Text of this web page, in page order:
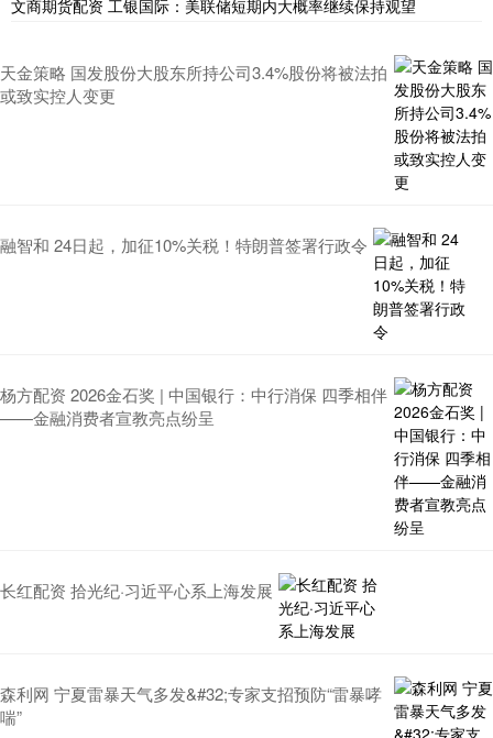
文商期货配资 工银国际：美联储短期内大概率继续保持观望
天金策略 国发股份大股东所持公司3.4%股份将被法拍
或致实控人变更
融智和 24日起，加征10%关税！特朗普签署行政令
杨方配资 2026金石奖 | 中国银行：中行消保 四季相伴
——金融消费者宣教亮点纷呈
长红配资 拾光纪·习近平心系上海发展
森利网 宁夏雷暴天气多发&#32;专家支招预防“雷暴哮
喘”